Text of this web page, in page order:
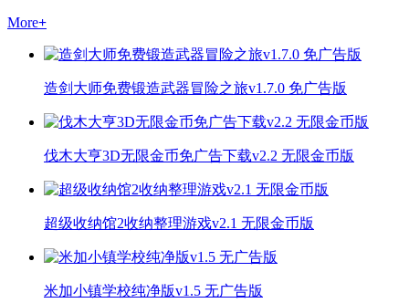
More+
造剑大师免费锻造武器冒险之旅v1.7.0 免广告版
伐木大亨3D无限金币免广告下载v2.2 无限金币版
超级收纳馆2收纳整理游戏v2.1 无限金币版
米加小镇学校纯净版v1.5 无广告版